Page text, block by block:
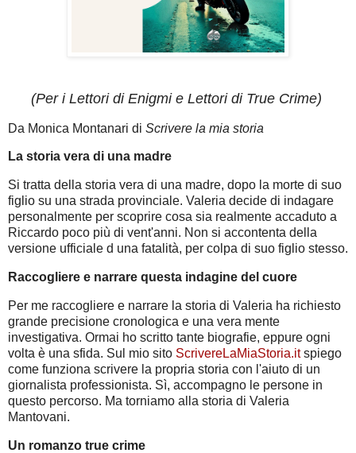
(Per i Lettori di Enigmi e Lettori di True Crime)
Da Monica Montanari di Scrivere la mia storia
La storia vera di una madre
Si tratta della storia vera di una madre, dopo la morte di suo
figlio su una strada provinciale. Valeria decide di indagare
personalmente per scoprire cosa sia realmente accaduto a
Riccardo poco più di vent'anni. Non si accontenta della
versione ufficiale d una fatalità, per colpa di suo figlio stesso.
Raccogliere e narrare questa indagine del cuore
Per me raccogliere e narrare la storia di Valeria ha richiesto
grande precisione cronologica e una vera mente
investigativa. Ormai ho scritto tante biografie, eppure ogni
volta è una sfida. Sul mio sito ScrivereLaMiaStoria.itspiego
come funziona scrivere la propria storia con l'aiuto di un
giornalista professionista. Sì, accompagno le persone in
questo percorso. Ma torniamo alla storia di Valeria
Mantovani.
Un romanzo true crime